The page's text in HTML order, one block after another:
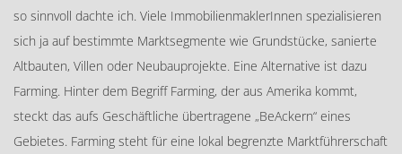
so sinnvoll dachte ich. Viele ImmobilienmaklerInnen spezialisieren
sich ja auf bestimmte Marktsegmente wie Grundstücke, sanierte
Altbauten, Villen oder Neubauprojekte. Eine Alternative ist dazu
Farming. Hinter dem Begriff Farming, der aus Amerika kommt,
steckt das aufs Geschäftliche übertragene „BeAckern“ eines
Gebietes. Farming steht für eine lokal begrenzte Marktführerschaft